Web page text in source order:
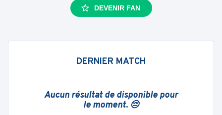
DEVENIR FAN
DERNIER MATCH
Aucun résultat de disponible pour
le moment. 😔